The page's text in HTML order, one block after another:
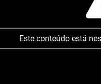
Este conteúdo está